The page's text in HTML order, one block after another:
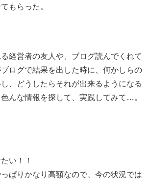
もらった。
経営者の友人や、ブログ読んでくれて
ログで結果を出した時に、何かしらの
、どうしたらそれが出来るようになる
んな情報を探して、実践してみて…。
い！！
ぱりかなり高額なので、今の状況では